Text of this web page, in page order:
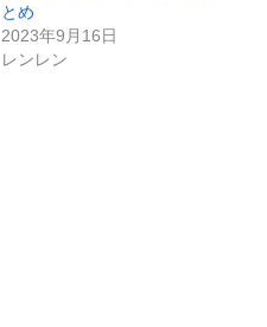
とめ
2023年9月16日
レンレン